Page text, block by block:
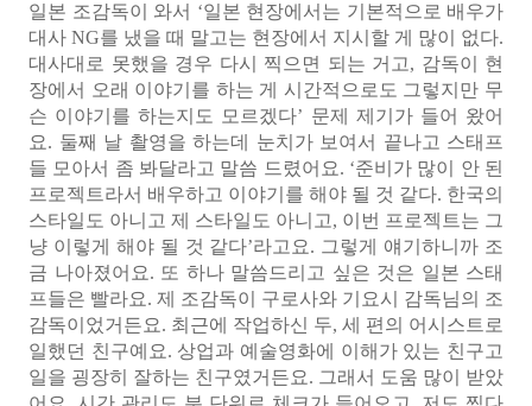
일본 조감독이 와서 ‘일본 현장에서는 기본적으로 배우가
대사 NG를 냈을 때 말고는 현장에서 지시할 게 많이 없다.
대사대로 못했을 경우 다시 찍으면 되는 거고, 감독이 현
장에서 오래 이야기를 하는 게 시간적으로도 그렇지만 무
슨 이야기를 하는지도 모르겠다’ 문제 제기가 들어 왔어
요. 둘째 날 촬영을 하는데 눈치가 보여서 끝나고 스태프
들 모아서 좀 봐달라고 말씀 드렸어요. ‘준비가 많이 안 된
프로젝트라서 배우하고 이야기를 해야 될 것 같다. 한국의
스타일도 아니고 제 스타일도 아니고, 이번 프로젝트는 그
냥 이렇게 해야 될 것 같다’라고요. 그렇게 얘기하니까 조
금 나아졌어요. 또 하나 말씀드리고 싶은 것은 일본 스태
프들은 빨라요. 제 조감독이 구로사와 기요시 감독님의 조
감독이었거든요. 최근에 작업하신 두, 세 편의 어시스트로
일했던 친구예요. 상업과 예술영화에 이해가 있는 친구고
일을 굉장히 잘하는 친구였거든요. 그래서 도움 많이 받았